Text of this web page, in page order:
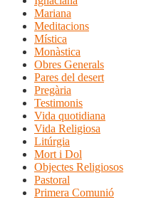
Mariana
Meditacions
Mística
Monàstica
Obres Generals
Pares del desert
Pregària
Testimonis
Vida quotidiana
Vida Religiosa
Litúrgia
Mort i Dol
Objectes Religiosos
Pastoral
Primera Comunió